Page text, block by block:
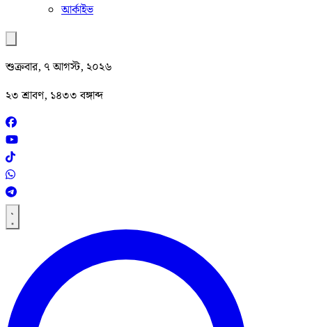
আর্কাইভ
শুক্রবার, ৭ আগস্ট, ২০২৬
২৩ শ্রাবণ, ১৪৩৩ বঙ্গাব্দ